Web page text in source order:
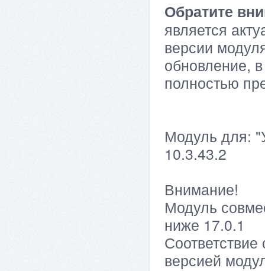
Обратите
является
версии
обновление,
полностью
Модуль для:
10.3.43.2
Внимание!
Модуль
ниже 17.0.1
версией